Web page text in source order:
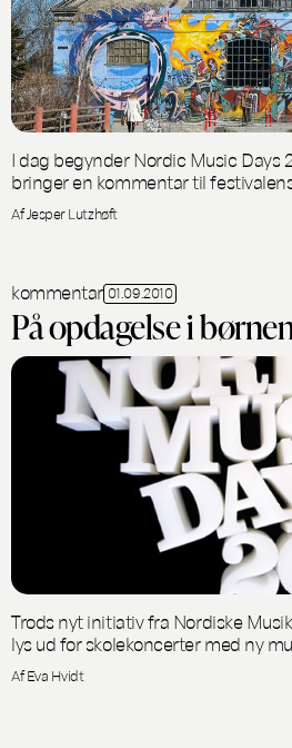
I dag begynder Nordic Music Days
bringer en kommentar til
Af Jesper Lutzhøft
kommentar 01.09.2010
På opdagelse i
Trods nyt initiativ fra Nordiske
lys ud for skolekoncerter med ny
Af Eva Hvidt